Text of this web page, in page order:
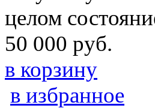
целом
50 000 руб.
в корзину
в избранное